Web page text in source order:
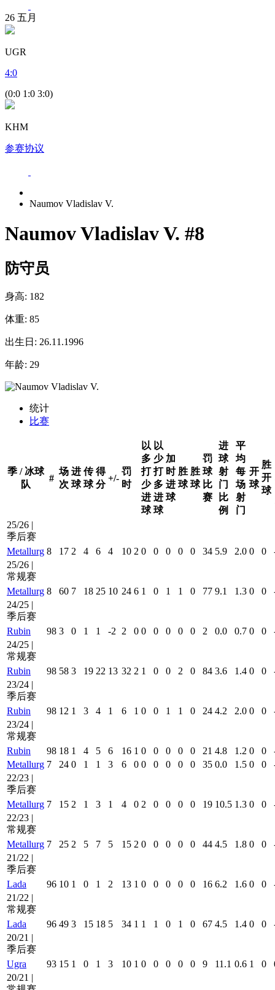
26 五月
UGR
4:0
(0:0 1:0 3:0)
KHM
参赛协议
Naumov Vladislav V.
Naumov Vladislav V. #8
防守员
身高: 182
体重: 85
出生日: 26.11.1996
年龄: 29
统计
比赛
季 / 冰球
队
#
场
次
进
球
传
球
得
分
+/-
罚
时
以
多
打
少
进
球
以
少
打
多
进
球
加
时
进
球
胜
球
胜
球
罚
球
比
赛
进
球
射
门
比
例
平
均
每
场
射
门
开
球
胜
开
球
25/26 |
季后赛
Metallurg 8 17 2 4 6 4 10 2 0 0 0 0 0 34 5.9 2.0 0 0
25/26 |
常规赛
Metallurg 8 60 7 18 25 10 24 6 1 0 1 1 0 77 9.1 1.3 0 0
24/25 |
季后赛
Rubin
98 3 0 1 1 -2 2 0 0 0 0 0 0 2 0.0 0.7 0 0
24/25 |
常规赛
Rubin
98 58 3 19 22 13 32 2 1 0 0 2 0 84 3.6 1.4 0 0
23/24 |
季后赛
Rubin
98 12 1 3 4 1 6 1 0 0 1 1 0 24 4.2 2.0 0 0
23/24 |
常规赛
Rubin
98 18 1 4 5 6 16 1 0 0 0 0 0 21 4.8 1.2 0 0
Metallurg 7 24 0 1 1 3 6 0 0 0 0 0 0 35 0.0 1.5 0 0
22/23 |
季后赛
Metallurg 7 15 2 1 3 1 4 0 2 0 0 0 0 19 10.5 1.3 0 0
22/23 |
常规赛
Metallurg 7 25 2 5 7 5 15 2 0 0 0 0 0 44 4.5 1.8 0 0
21/22 |
季后赛
Lada
96 10 1 0 1 2 13 1 0 0 0 0 0 16 6.2 1.6 0 0
21/22 |
常规赛
Lada
96 49 3 15 18 5 34 1 1 1 0 1 0 67 4.5 1.4 0 0
20/21 |
季后赛
Ugra
93 15 1 0 1 3 10 1 0 0 0 0 0 9 11.1 0.6 1 0
20/21 |